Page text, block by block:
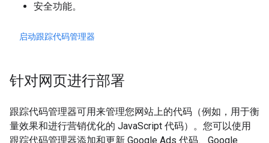
安全功能。
启动跟踪代码管理器
针对网页进行部署
跟踪代码管理器可用来管理您网站上的代码（例如，用于衡
量效果和进行营销优化的 JavaScript 代码）。您可以使用
跟踪代码管理器添加和更新 Google Ads 代码、Google